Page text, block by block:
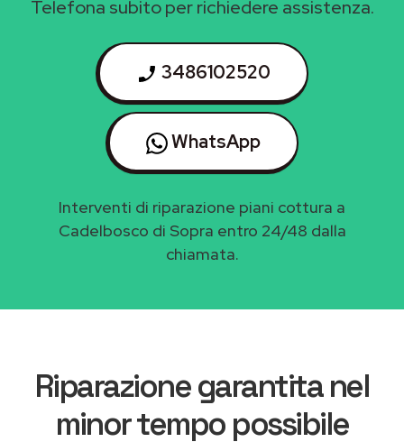
Telefona subito per richiedere assistenza.
3486102520
WhatsApp
Interventi di riparazione piani cottura a
Cadelbosco di Sopra entro 24/48 dalla
chiamata.
Riparazione garantita nel
minor tempo possibile